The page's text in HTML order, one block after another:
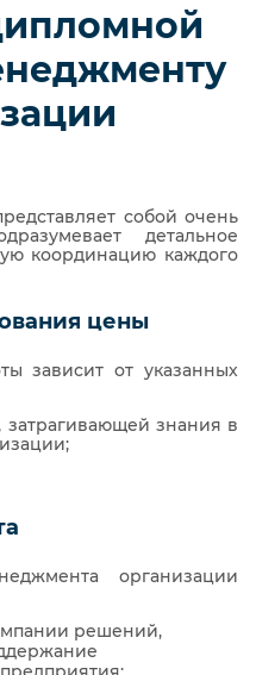
собой очень
детальное
координацию каждого
цены
зависит от указанных
знания в
организации
решений,